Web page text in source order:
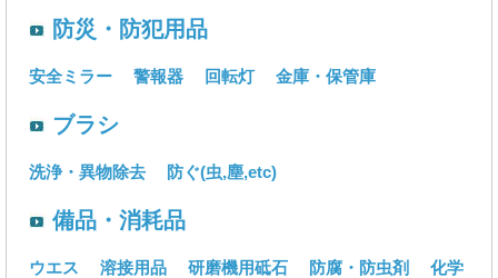
防災・防犯用品
安全ミラー 警報器 回転灯 金庫・保管庫
ブラシ
洗浄・異物除去 防ぐ(虫,塵,etc)
備品・消耗品
ウエス 溶接用品 研磨機用砥石 防腐・防虫剤
化学